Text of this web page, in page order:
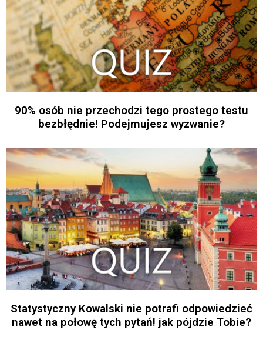
90% osób nie przechodzi tego prostego testu
bezbłędnie! Podejmujesz wyzwanie?
Statystyczny Kowalski nie potrafi odpowiedzieć
nawet na połowę tych pytań! jak pójdzie Tobie?